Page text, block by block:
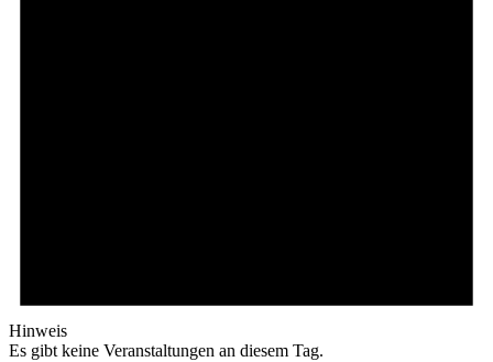
Hinweis
Es gibt keine Veranstaltungen an diesem Tag.